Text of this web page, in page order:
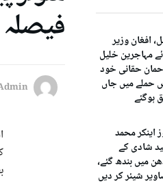
فیصلہ
افغان وزیر
مہاجرین خلیل
حقانی خود
حملے میں جاں
ہوگئے
اینکر محمد
شادی کے
میں بندھ گئے،
شیئر کر دیں